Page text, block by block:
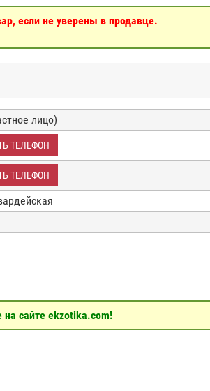
если не уверены в продавце.
лицо)
ТЕЛЕФОН
ТЕЛЕФОН
сайте ekzotika.com!